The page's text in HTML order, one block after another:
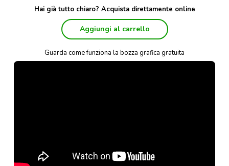
Hai già tutto chiaro? Acquista direttamente online
Aggiungi al carrello
Guarda come funziona la bozza grafica gratuita